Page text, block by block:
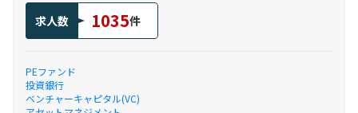
求人数 1035件
PEファンド
投資銀行
ベンチャーキャピタル(VC)